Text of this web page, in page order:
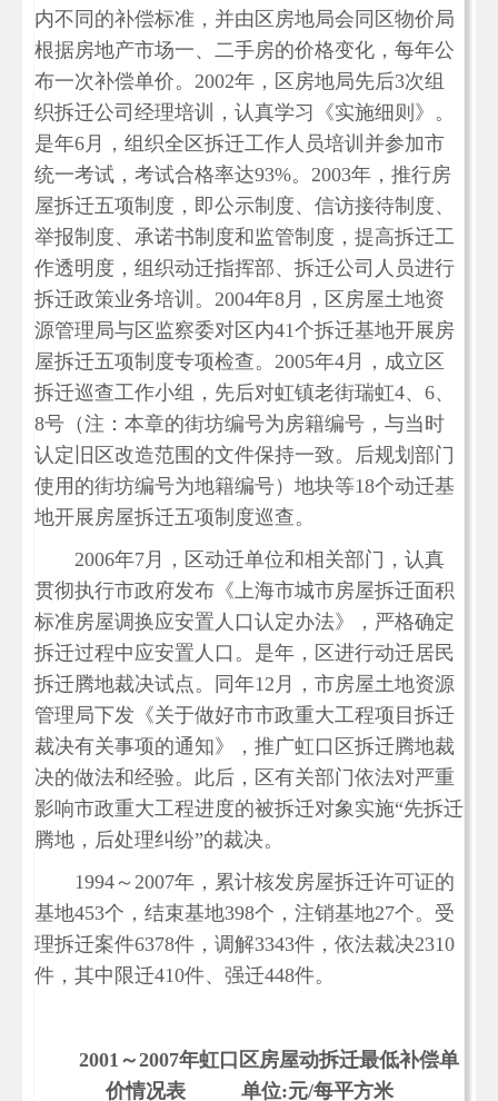
内不同的补偿标准，并由区房地局会同区物价局
根据房地产市场一、二手房的价格变化，每年公
布一次补偿单价。2002年，区房地局先后3次组
织拆迁公司经理培训，认真学习《实施细则》。
是年6月，组织全区拆迁工作人员培训并参加市
统一考试，考试合格率达93%。2003年，推行房
屋拆迁五项制度，即公示制度、信访接待制度、
举报制度、承诺书制度和监管制度，提高拆迁工
作透明度，组织动迁指挥部、拆迁公司人员进行
拆迁政策业务培训。2004年8月，区房屋土地资
源管理局与区监察委对区内41个拆迁基地开展房
屋拆迁五项制度专项检查。2005年4月，成立区
拆迁巡查工作小组，先后对虹镇老街瑞虹4、6、
8号（注：本章的街坊编号为房籍编号，与当时
认定旧区改造范围的文件保持一致。后规划部门
使用的街坊编号为地籍编号）地块等18个动迁基
地开展房屋拆迁五项制度巡查。
2006年7月，区动迁单位和相关部门，认真
贯彻执行市政府发布《上海市城市房屋拆迁面积
标准房屋调换应安置人口认定办法》，严格确定
拆迁过程中应安置人口。是年，区进行动迁居民
拆迁腾地裁决试点。同年12月，市房屋土地资源
管理局下发《关于做好市市政重大工程项目拆迁
裁决有关事项的通知》，推广虹口区拆迁腾地裁
决的做法和经验。此后，区有关部门依法对严重
影响市政重大工程进度的被拆迁对象实施“先拆迁
腾地，后处理纠纷”的裁决。
1994～2007年，累计核发房屋拆迁许可证的
基地453个，结束基地398个，注销基地27个。受
理拆迁案件6378件，调解3343件，依法裁决2310
件，其中限迁410件、强迁448件。
2001～2007年虹口区房屋动拆迁最低补偿单
价情况表 单位:元/每平方米